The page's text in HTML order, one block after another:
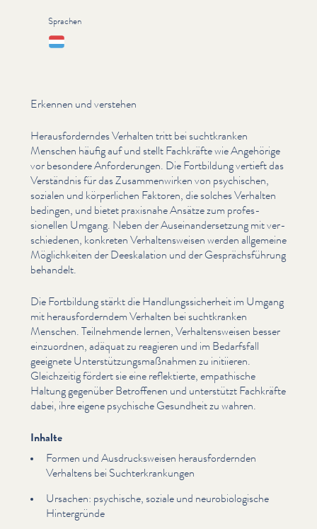
Sprachen
Lëtzebuergesch
Erkennen und verstehen
Her­aus­fordern­des Verhalten tritt bei suchtkranken
Menschen häufig auf und stellt Fachkräfte wie Angehörige
vor besondere Anforderun­gen. Die Fortbildung vertieft das
Verständnis für das Zusam­men­wirken von psychischen,
sozialen und kör­per­lichen Faktoren, die solches Verhalten
bedingen, und bietet praxisnahe Ansätze zum pro­fes­
sionellen Umgang. Neben der Auseinan­der­set­zung mit ver­
schiede­nen, konkreten Ver­hal­tensweisen werden allgemeine
Möglichkeit­en der Deeskala­tion und der Gesprächs­führung
behandelt.
Die Fortbildung stärkt die Hand­lungssicher­heit im Umgang
mit her­aus­fordern­dem Verhalten bei suchtkranken
Menschen. Teil­nehmende lernen, Ver­hal­tensweisen besser
einzuordnen, adäquat zu reagieren und im Bedarfsfall
geeignete Unter­stützungs­maß­nah­men zu initiieren.
Gle­ichzeit­ig fördert sie eine reflek­tierte, empathische
Haltung gegenüber Betroffenen und unterstützt Fachkräfte
dabei, ihre eigene psychische Gesundheit zu wahren.
Inhalte
Formen und Aus­druck­sweisen her­aus­fordern­den
Verhaltens bei Suchterkrankun­gen
Ursachen: psychische, soziale und neu­ro­bi­ol­o­gis­che
Hin­ter­gründe